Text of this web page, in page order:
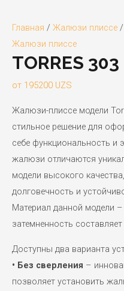
Главная / Жалюзи плиссе /
Жалюзи плиссе
TORRES 303
от 195200 UZS
Жалюзи-плиссе модели
стильное решение для
себе функциональность и
жалюзи отличаются
модели высокого
долговечность и
Материал данной модели –
затемненность составляет
Доступны два варианта
• Без сверления –
позволяет установить